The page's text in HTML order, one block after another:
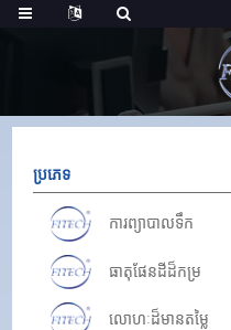
ប្រភេទ
ការព្យាបាលទឹក
ធាតុផែនដីដ៏កម្រ
លោហៈដ៏មានតម្លៃ